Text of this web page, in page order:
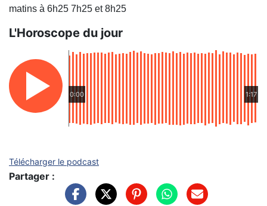
matins à 6h25 7h25 et 8h25
L'Horoscope du jour
0:00 1:17
Télécharger le podcast
Partager :